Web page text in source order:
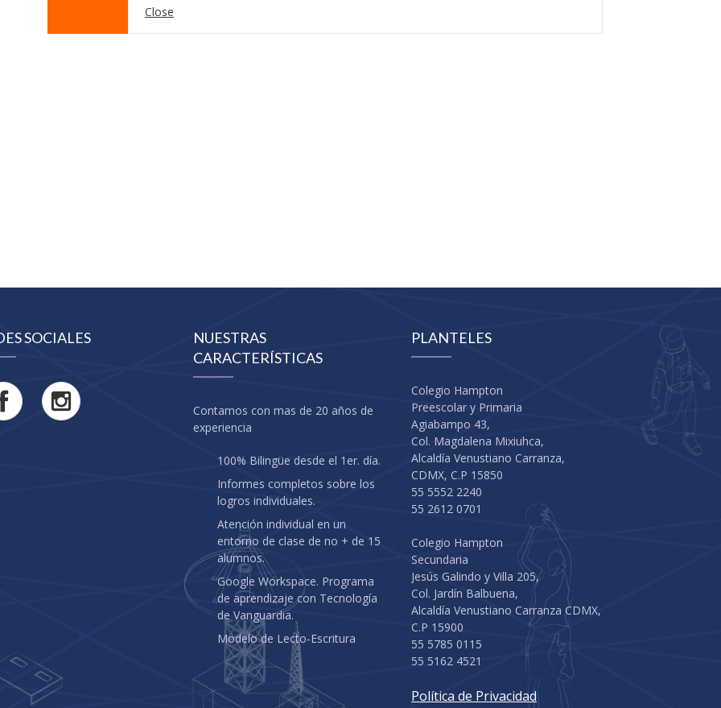
Close
SOCIALES
NUESTRAS
CARACTERÍSTICAS
Contamos con mas de 20 años de
experiencia
100% Bilingüe desde el 1er. día.
Informes completos sobre los
logros individuales.
Atención individual en un
entorno de clase de no + de 15
alumnos.
Google Workspace. Programa
de aprendizaje con Tecnología
de Vanguardia.
Modelo de Lecto-Escritura
PLANTELES
Colegio Hampton
Preescolar y Primaria
Agiabampo 43,
Col. Magdalena Mixiuhca,
Alcaldía Venustiano Carranza,
CDMX, C.P 15850
55 5552 2240
55 2612 0701
Colegio Hampton
Secundaria
Jesús Galindo y Villa 205,
Col. Jardín Balbuena,
Alcaldía Venustiano Carranza CDMX,
C.P 15900
55 5785 0115
55 5162 4521
Política de Privacidad